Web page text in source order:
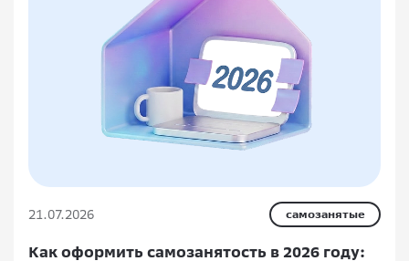
21.07.2026 самозанятые
Как оформить самозанятость в 2026 году: